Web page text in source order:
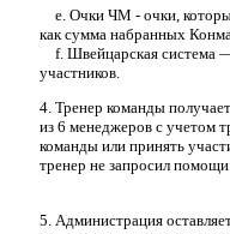
e. Очки ЧМ - очки,
как сумма набранных
f. Швейцарская система —
участников.
4. Тренер команды
из 6 менеджеров с учетом
команды или принять
тренер не запросил
5. Администрация